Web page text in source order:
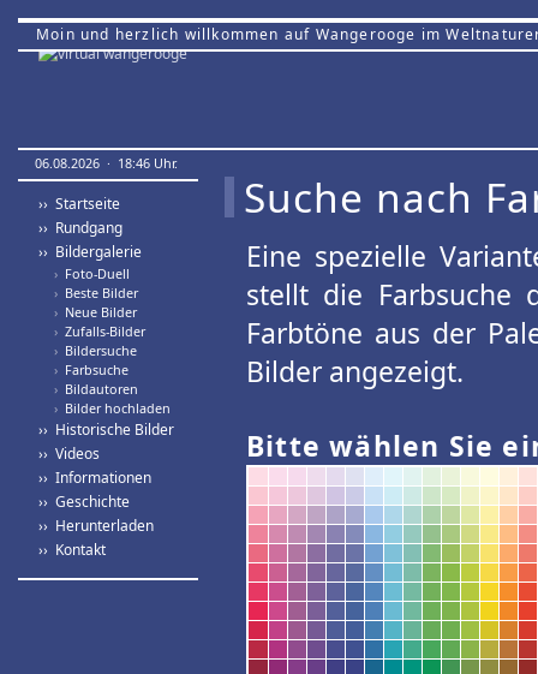
Moin und herzlich willkommen auf Wangerooge im
06.08.2026 · 18:46 Uhr.
›› Startseite
›› Rundgang
›› Bildergalerie
› Foto-Duell
› Beste Bilder
› Neue Bilder
› Zufalls-Bilder
› Bildersuche
› Farbsuche
› Bildautoren
› Bilder hochladen
›› Historische Bilder
›› Videos
›› Informationen
›› Geschichte
›› Herunterladen
›› Kontakt
Suche nach
Eine spezielle
stellt die Farbsuche
Farbtöne aus der
Bilder angezeigt.
Bitte wählen Sie